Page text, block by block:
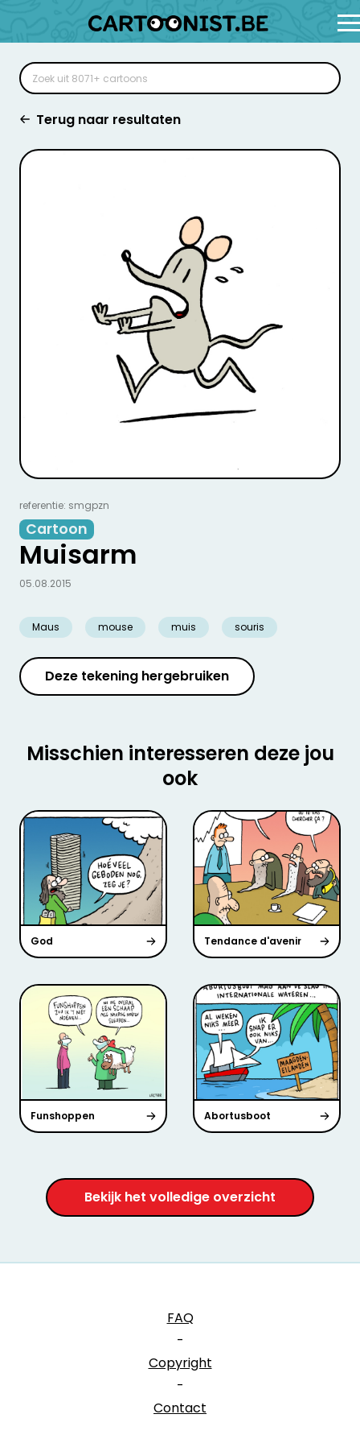
Terug naar resultaten
referentie: smgpzn
Cartoon
Muisarm
Maus mouse muis souris
05.08.2015
Deze tekening hergebruiken
Misschien interesseren deze jou
ook
God Tendance d'avenir
Funshoppen Abortusboot
Bekijk het volledige overzicht
FAQ
-
Copyright
-
Contact